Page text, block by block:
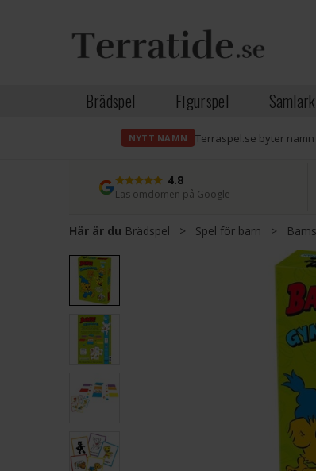
Brädspel Figurspel
NYTT NAMN Terraspel.se byter namn
4.8
Läs omdömen på Google
Här är du Brädspel > Spel för barn >